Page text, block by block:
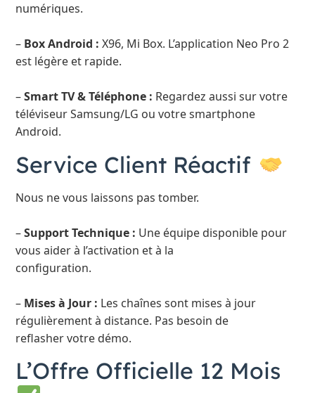
numériques.
– Box Android : X96, Mi Box. L’application Neo Pro 2
est légère et rapide.
–Smart TV & Téléphone : Regardez aussi sur votre
téléviseur Samsung/LG ou votre smartphone
Android.
Service Client Réactif
Nous ne vous laissons pas tomber.
–Support Technique : Une équipe disponible pour
vous aider à l’activation et à la
configuration.
– Mises à Jour : Les chaînes sont mises à jour
régulièrement à distance. Pas besoin de
reflasher votre démo.
L’Offre Officielle 12 Mois